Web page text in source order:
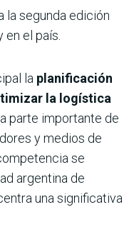
la segunda edición
en el país.
la planificación
la logística
parte importante de
y medios de
se
argentina de
una significativa